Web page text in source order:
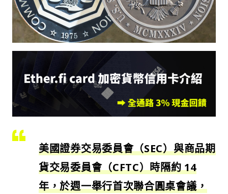
美國證券交易委員會（SEC）與商品期
貨交易委員會（CFTC）時隔約 14
年，於週一舉行首次聯合圓桌會議，